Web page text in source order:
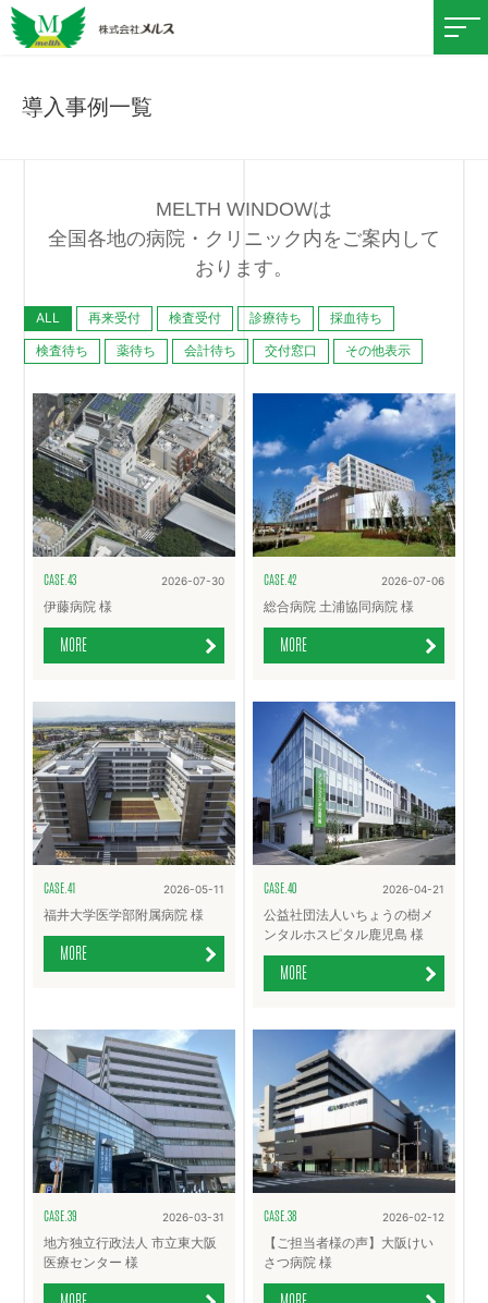
導入事例一覧
MELTH WINDOWは
全国各地の病院・クリニック内をご案内して
おります。
ALL 再来受付 検査受付 診療待ち
採血待ち
検査待ち
薬待ち 会計待ち 交付窓口 その他表示
CASE.43 2026-07-30
伊藤病院 様
MORE
CASE.42 2026-07-06
総合病院 土浦協同病院 様
MORE
CASE.41 2026-05-11
福井大学医学部附属病院 様
MORE
CASE.40 2026-04-21
公益社団法人いちょうの樹メ
ンタルホスピタル鹿児島 様
MORE
CASE.39 2026-03-31
地方独立行政法人 市立東大阪
医療センター 様
CASE.38 2026-02-12
【ご担当者様の声】大阪けい
さつ病院 様